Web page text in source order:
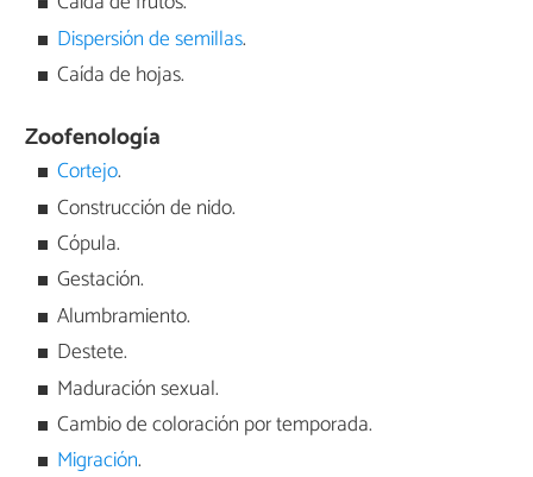
Dispersión de semillas.
Caída de hojas.
Zoofenología
Cortejo.
Construcción de nido.
Cópula.
Gestación.
Alumbramiento.
Destete.
Maduración sexual.
Cambio de coloración por temporada.
Migración.